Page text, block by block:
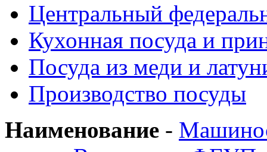
Центральный
Кухонная посуда и
Посуда из меди и
Производство посуды
Наименование -